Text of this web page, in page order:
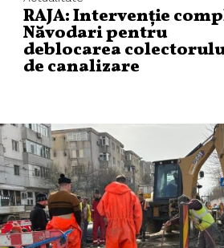
RAJA: Intervenție
Năvodari pentru
deblocarea
de canalizare